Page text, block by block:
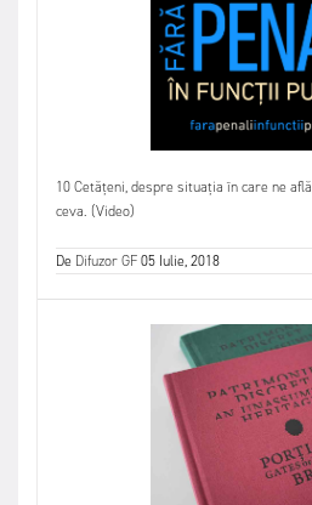
10 Cetățeni, despre situația în care ne
ceva. (Video)
De Difuzor GF05 Iulie, 2018